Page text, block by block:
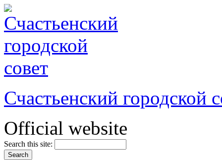
Счастьенский городской
Official website
Search this site: